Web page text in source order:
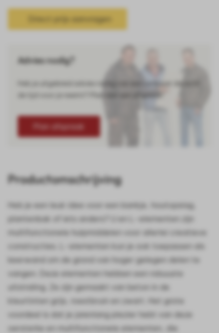
Direct prijs aanvragen
Advies nodig?
Plan afspraak
Productomschrijving
Heb je een leuk idee voor een bankje, houtopslag,
plantenbak of iets anders? U en L-elementen zijn
multifunctionele hulpmiddelen voor allerlei creatieve
constructies. L-elementen kun je ook toepassen als
keerwand om de grond van hoger gelegen delen te
vangen. Deze elementen hebben een robuuste
uitstraling. Ze zijn gemaakt van beton in de
kleurtinten grijs, roestbruin en zwart. Het grote
voordeel is dat je jarenlang plezier hebt van deze